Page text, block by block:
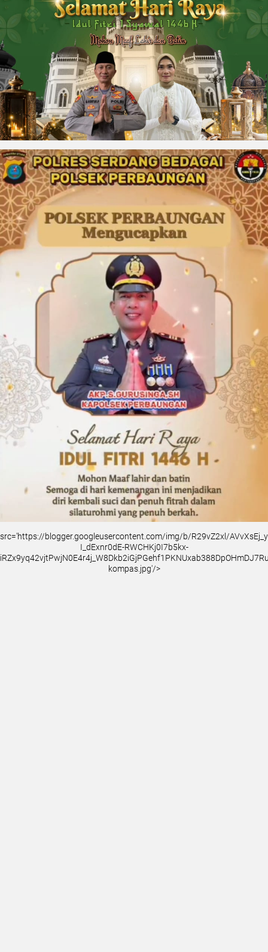
src='https://blogger.googleusercontent.com/img/b/R29vZ2xl/
I_dExnr0dE-RWCHKj0I7b5kx-
kompas.jpg'/>